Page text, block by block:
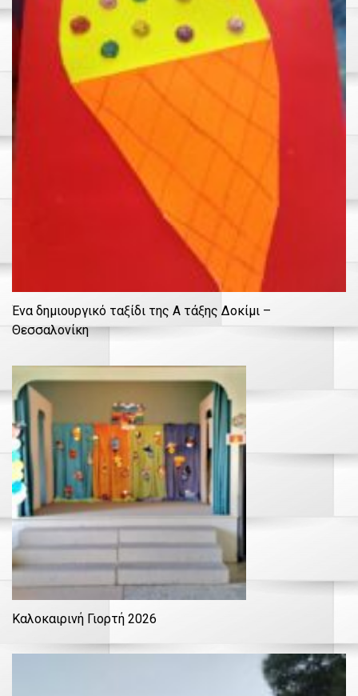
Ένα δημιουργικό ταξίδι της Α τάξης Δοκίμι –
Θεσσαλονίκη
Καλοκαιρινή Γιορτή 2026